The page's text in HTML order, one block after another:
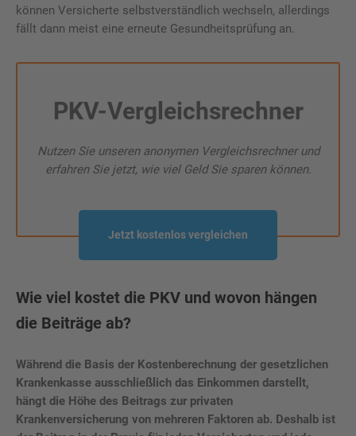
können Versicherte selbstverständlich wechseln, allerdings
fällt dann meist eine erneute Gesundheitsprüfung an.
PKV-Vergleichsrechner
Nutzen Sie unseren anonymen Vergleichsrechner und
erfahren Sie jetzt, wie viel Geld Sie sparen können.
Jetzt kostenlos vergleichen
Wie viel kostet die PKV und wovon hängen
die Beiträge ab?
Während die Basis der Kostenberechnung der gesetzlichen
Krankenkasse ausschließlich das Einkommen darstellt,
hängt die Höhe des Beitrags zur privaten
Krankenversicherung von mehreren Faktoren ab. Deshalb ist